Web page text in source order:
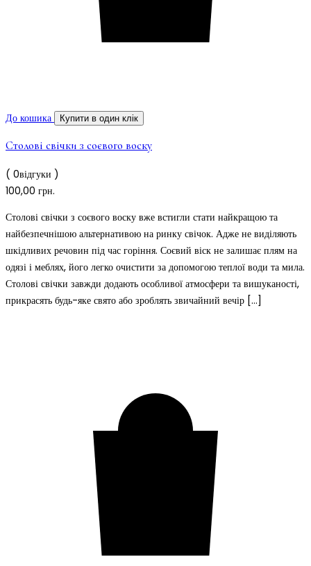
До кошика Купити в один клік
Столові свічки з соєвого воску
( 0відгуки )
100,00 грн.
Столові свічки з соєвого воску вже встигли стати найкращою та
найбезпечнішою альтернативою на ринку свічок. Адже не виділяють
шкідливих речовин під час горіння. Соєвий віск не залишає плям на
одязі і меблях, його легко очистити за допомогою теплої води та мила.
Столові свічки завжди додають особливої атмосфери та вишуканості,
прикрасять будь-яке свято або зроблять звичайний вечір […]